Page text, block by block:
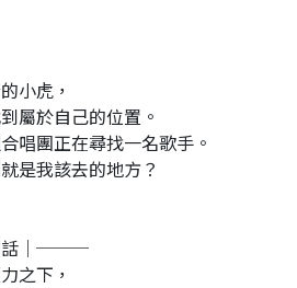
小虎，
屬於自己的位置。
唱團正在尋找一名歌手。
是我該去的地方？
話｜───
之下，